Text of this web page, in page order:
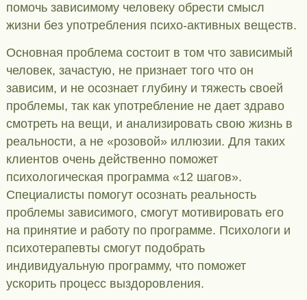
помочь зависимому человеку обрести смысл
жизни без употребления психо-активных веществ.
Основная проблема состоит в том что зависимый
человек, зачастую, не признает того что он
зависим, и не осознает глубину и тяжесть своей
проблемы, так как употребление не дает здраво
смотреть на вещи, и анализировать свою жизнь в
реальности, а не «розовой» иллюзии. Для таких
клиентов очень действенно поможет
психологическая программа «12 шагов».
Специалисты помогут осознать реальность
проблемы зависимого, смогут мотивировать его
на принятие и работу по программе. Психологи и
психотерапевты смогут подобрать
индивидуальную программу, что поможет
ускорить процесс выздоровления.